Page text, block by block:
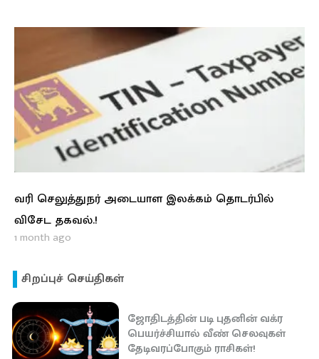
வரி செலுத்துநர் அடையாள இலக்கம் தொடர்பில்
விசேட தகவல்.!
1 month ago
சிறப்புச் செய்திகள்
ஜோதிடத்தின் படி புதனின் வக்ர
பெயர்ச்சியால் வீண் செலவுகள்
தேடிவரப்போகும் ராசிகள்!